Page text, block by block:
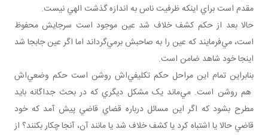
مقدم است براي اينکه ظرفيت ناس به اندازه گذشت الهي نيست.
حالا بعد از حکم کشف خلاف شد عين موجود است سرجايش محفوظ
است، مي‌فرمايند که عين را به صاحبش برمي‌گرداند اما اگر عين جابجا شد
اينجا خود شاهد ضامن است.
بنابراين تمام اين مراحل حکم تکليفي‌اش روشن است حکم وضعي‌اش
هم روشن است. مي‌ماند يک مشکل ديگري که در بحث جداگانه بايد
مطرح بشود که اگر اين مسائل درباره قضاي قاضي پيش آمد که خود
قاضي حالا يا اشتباه کرد يا کشف خلاف شد يا مانند آن، آنجا چکار بکنند؟ از